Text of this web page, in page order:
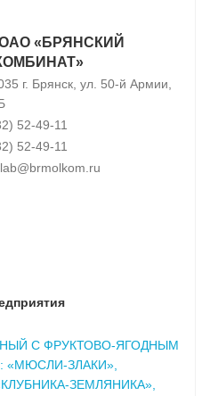
«БРЯНСКИЙ
г. Брянск, ул. 50-й Армии,
52-49-11
52-49-11
С ФРУКТОВО-ЯГОДНЫМ
«МЮСЛИ-ЗЛАКИ»,
ЗЕМЛЯНИКА»,